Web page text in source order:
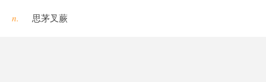
n. 思茅叉蕨